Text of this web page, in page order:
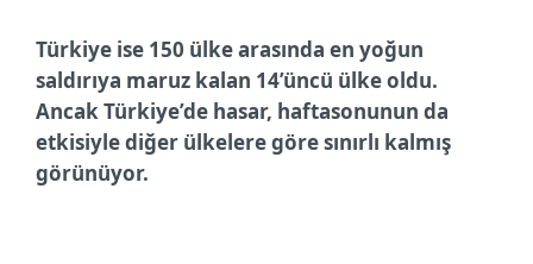
Türkiye ise 150 ülke arasında en yoğun
saldırıya maruz kalan 14’üncü ülke oldu.
Ancak Türkiye’de hasar, haftasonunun da
etkisiyle diğer ülkelere göre sınırlı kalmış
görünüyor.